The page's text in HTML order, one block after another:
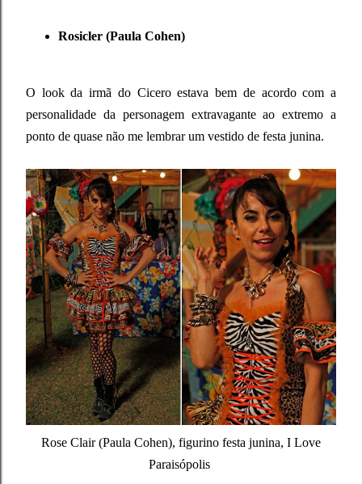
Rosicler (Paula Cohen)
O look da irmã do Cicero estava bem de acordo com a
personalidade da personagem extravagante ao extremo a
ponto de quase não me lembrar um vestido de festa junina.
Rose Clair (Paula Cohen), figurino festa junina, I Love
Paraisópolis